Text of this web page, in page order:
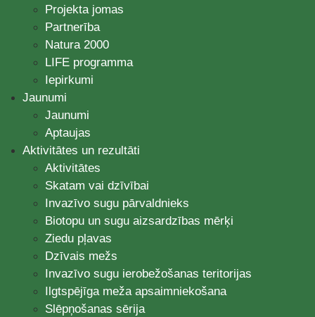
Projekta jomas
Partnerība
Natura 2000
LIFE programma
Iepirkumi
Jaunumi
Jaunumi
Aptaujas
Aktivitātes un rezultāti
Aktivitātes
Skatam vai dzīvībai
Invazīvo sugu pārvaldnieks
Biotopu un sugu aizsardzības mērķi
Ziedu pļavas
Dzīvais mežs
Invazīvo sugu ierobežošanas teritorijas
Ilgtspējīga meža apsaimniekošana
Slēpņošanas sērija